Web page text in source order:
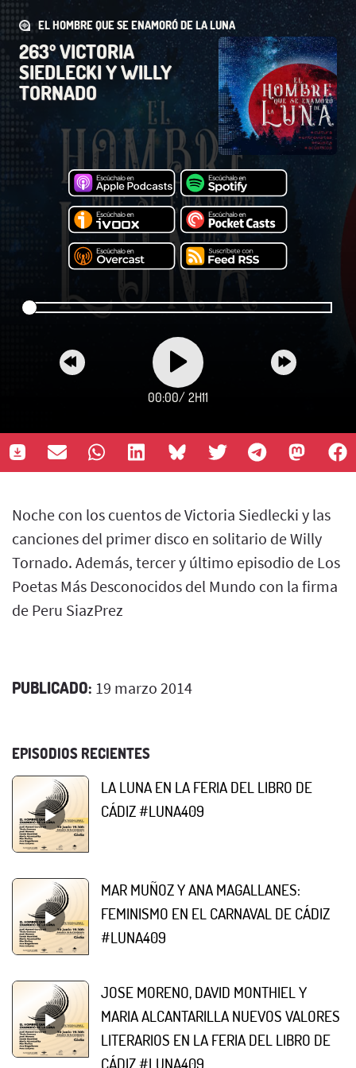
EL HOMBRE QUE SE ENAMORÓ DE LA LUNA
263º VICTORIA
SIEDLECKI Y WILLY
TORNADO
00:00/ 2H11
Noche con los cuentos de Victoria Siedlecki y las
canciones del primer disco en solitario de Willy
Tornado. Además, tercer y último episodio de Los
Poetas Más Desconocidos del Mundo con la firma
de Peru SiazPrez
PUBLICADO: 19 marzo 2014
EPISODIOS RECIENTES
LA LUNA EN LA FERIA DEL LIBRO DE
CÁDIZ #LUNA409
MAR MUÑOZ Y ANA MAGALLANES:
FEMINISMO EN EL CARNAVAL DE CÁDIZ
#LUNA409
JOSE MORENO, DAVID MONTHIEL Y
MARIA ALCANTARILLA NUEVOS VALORES
LITERARIOS EN LA FERIA DEL LIBRO DE
CÁDIZ #LUNA409